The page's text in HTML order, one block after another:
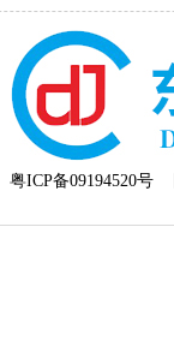
粤ICP备09194520号